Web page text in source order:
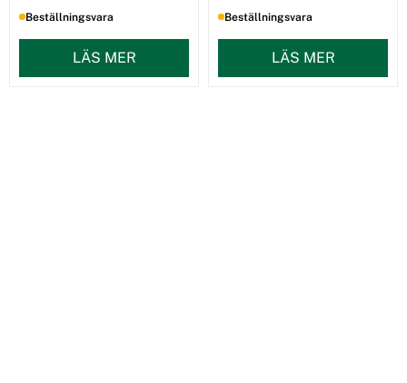
Beställningsvara
LÄS MER
Beställningsvara
LÄS MER